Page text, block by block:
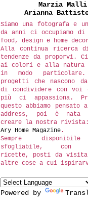
Marzia Malli
Arianna
Siamo una fotografa e
da anni ci occupiamo
food, design e home
Alla continua ricerca
tendenze da proporvi.
ai colori e alla natura
in modo
progetti che nascono
di condividere con voi
più ci appassiona.
questo abbiamo pensato
address, poi è
creare la nostra rivista:
Ary Home Magazine .
Sempre
sfogliabile, con
ricette, posti da
altre cose a cui
Powered by